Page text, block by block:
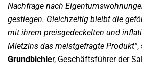
Nachfrage nach
gestiegen. Gleichzeitig bleibt die
mit ihrem preisgedeckelten und
Mietzins das meistgefragte Produkt”,
Grundbichler, Geschäftsführer der